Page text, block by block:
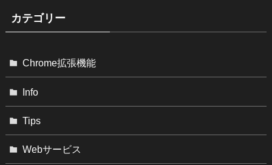
カテゴリー
Chrome拡張機能
Info
Tips
Webサービス